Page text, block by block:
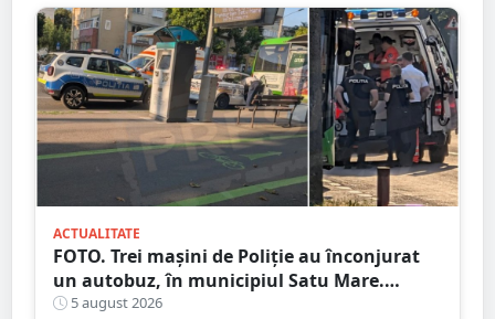
ACTUALITATE
FOTO. Trei mașini de Poliție au înconjurat
un autobuz, în municipiul Satu Mare.
Ambulanța, la fața locului
5 august 2026